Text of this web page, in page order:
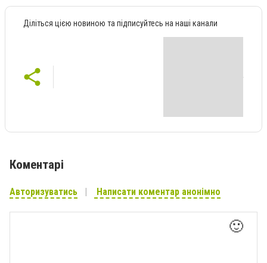
Діліться цією новиною та підписуйтесь на наші канали
Коментарі
Авторизуватись Написати коментар анонімно
🙂